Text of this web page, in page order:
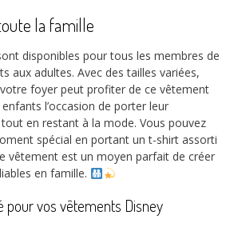
la famille
disponibles pour tous les membres de
aux adultes. Avec des tailles variées,
foyer peut profiter de ce vêtement
l’occasion de porter leur
en restant à la mode. Vous pouvez
spécial en portant un t-shirt assorti
vêtement est un moyen parfait de créer
en famille.
pour vos vêtements Disney